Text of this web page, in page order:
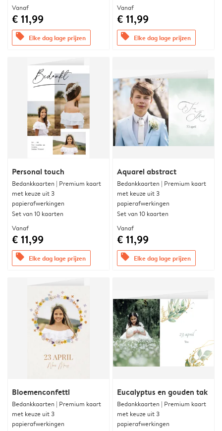
Vanaf
€ 11,99
offers Elke dag lage prijzen
Vanaf
€ 11,99
offers Elke dag lage prijzen
Personal touch
Bedankkaarten | Premium kaart
met keuze uit 3
papierafwerkingen
Set van 10 kaarten
Vanaf
€ 11,99
offers Elke dag lage prijzen
Aquarel abstract
Bedankkaarten | Premium kaart
met keuze uit 3
papierafwerkingen
Set van 10 kaarten
Vanaf
€ 11,99
offers Elke dag lage prijzen
Bloemenconfetti
Bedankkaarten | Premium kaart
met keuze uit 3
papierafwerkingen
Eucalyptus en gouden tak
Bedankkaarten | Premium kaart
met keuze uit 3
papierafwerkingen